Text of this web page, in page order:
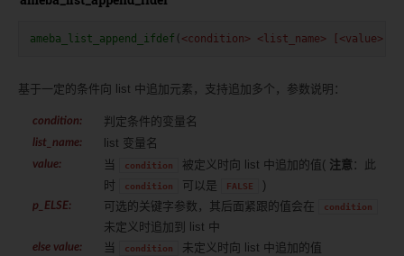
ameba_list_append_ifdef <condition> <list_name> [<value>
基于一定的条件向 list 中追加元素，支持追加多个，参数说明：
condition: 判定条件的变量名
list_name: list 变量名
value: 当 condition 被定义时向 list 中追加的值( 注意 ：此
时
condition 可以是 FALSE )
p_ELSE: 可选的关键字参数，其后面紧跟的值会在 condition
未定义时追加到 list 中
else value: 当 condition 未定义时向 list 中追加的值